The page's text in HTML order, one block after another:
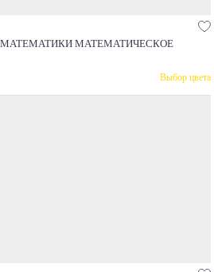
МАТЕМАТИЧЕСКОЕ
Выбор цвета